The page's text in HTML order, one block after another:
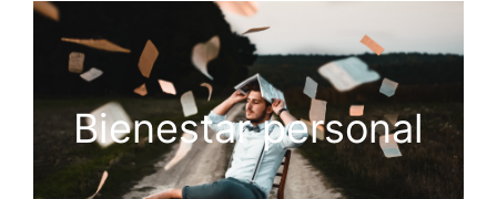
Bienestar personal